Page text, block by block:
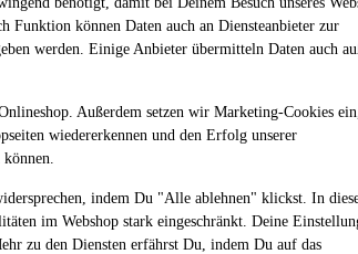
Funktion können Daten auch an Diensteanbieter zur
werden. Einige Anbieter übermitteln Daten auch
Außerdem setzen wir Marketing-Cookies
wiedererkennen und den Erfolg unserer
indem Du "Alle ablehnen" klickst. In
im Webshop stark eingeschränkt. Deine
zu den Diensten erfährst Du, indem Du auf das